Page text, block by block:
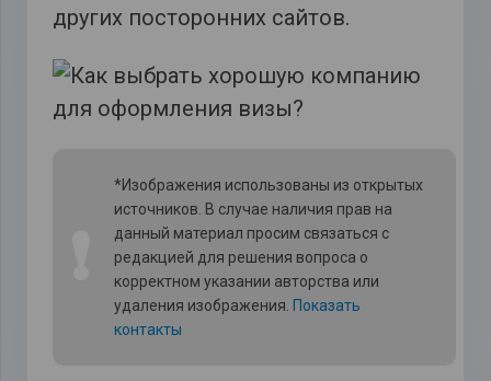
других посторонних сайтов.
*Изображения использованы из открытых
источников. В случае наличия прав на
данный материал просим связаться с
редакцией для решения вопроса о
корректном указании авторства или
удаления изображения. Показать
контакты